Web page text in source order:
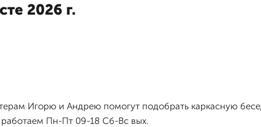
2026 г.
Игорю и Андрею помогут подобрать каркасную
Пн-Пт 09-18 Сб-Вс вых.